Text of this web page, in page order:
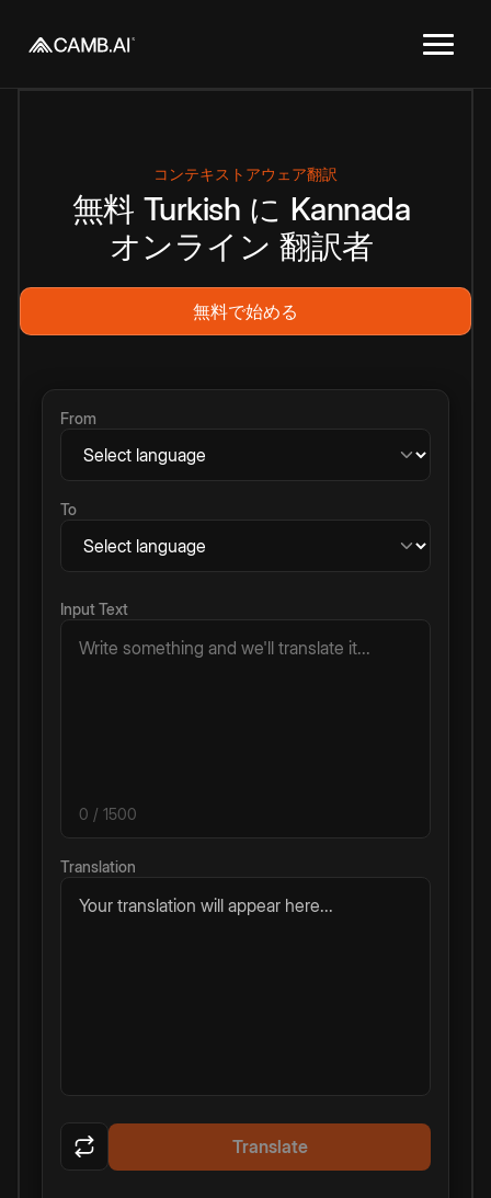
コンテキストアウェア翻訳
無料 Turkish に Kannada
オンライン 翻訳者
無料で始める
From
To
Input Text
0 / 1500
Translation
Your translation will appear here...
Translate